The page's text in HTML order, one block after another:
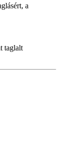
a
taglalt